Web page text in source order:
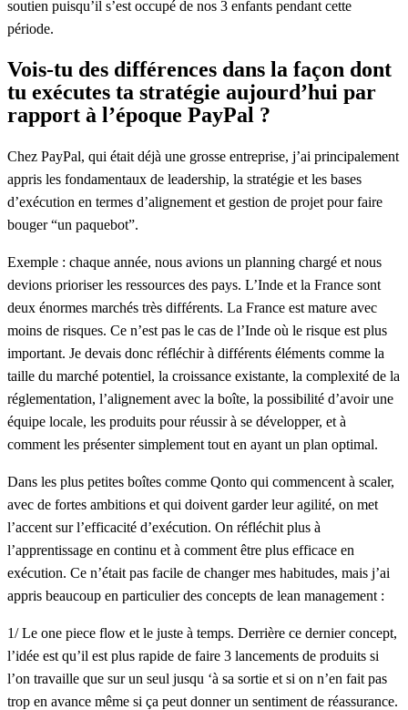
soutien puisqu’il s’est occupé de nos 3 enfants pendant cette
période.
Vois-tu des différences dans la façon dont
tu exécutes ta stratégie aujourd’hui par
rapport à l’époque PayPal ?
Chez PayPal, qui était déjà une grosse entreprise, j’ai principalement
appris les fondamentaux de leadership, la stratégie et les bases
d’exécution en termes d’alignement et gestion de projet pour faire
bouger “un paquebot”.
Exemple : chaque année, nous avions un planning chargé et nous
devions prioriser les ressources des pays. L’Inde et la France sont
deux énormes marchés très différents. La France est mature avec
moins de risques. Ce n’est pas le cas de l’Inde où le risque est plus
important. Je devais donc réfléchir à différents éléments comme la
taille du marché potentiel, la croissance existante, la complexité de la
réglementation, l’alignement avec la boîte, la possibilité d’avoir une
équipe locale, les produits pour réussir à se développer, et à
comment les présenter simplement tout en ayant un plan optimal.
Dans les plus petites boîtes comme Qonto qui commencent à scaler,
avec de fortes ambitions et qui doivent garder leur agilité, on met
l’accent sur l’efficacité d’exécution. On réfléchit plus à
l’apprentissage en continu et à comment être plus efficace en
exécution. Ce n’était pas facile de changer mes habitudes, mais j’ai
appris beaucoup en particulier des concepts de lean management :
1/ Le one piece flow et le juste à temps. Derrière ce dernier concept,
l’idée est qu’il est plus rapide de faire 3 lancements de produits si
l’on travaille que sur un seul jusqu ‘à sa sortie et si on n’en fait pas
trop en avance même si ça peut donner un sentiment de réassurance.